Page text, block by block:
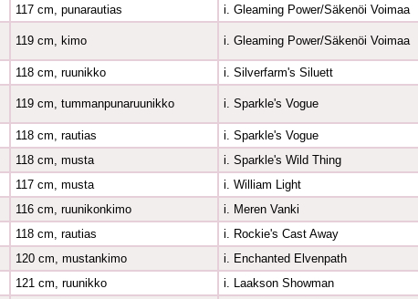
117 cm, punarautias i. Gleaming Power/Säkenöi Voimaa
119 cm, kimo i. Gleaming Power/Säkenöi Voimaa
118 cm, ruunikko i. Silverfarm's Siluett
119 cm, tummanpunaruunikko i. Sparkle's Vogue
118 cm, rautias i. Sparkle's Vogue
118 cm, musta i. Sparkle's Wild Thing
117 cm, musta i. William Light
116 cm, ruunikonkimo i. Meren Vanki
118 cm, rautias i. Rockie's Cast Away
120 cm, mustankimo i. Enchanted Elvenpath
121 cm, ruunikko i. Laakson Showman